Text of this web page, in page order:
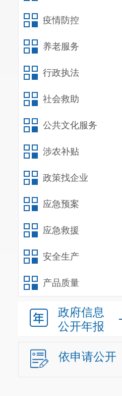
疫情防控
养老服务
行政执法
社会救助
公共文化服务
涉农补贴
政策找企业
应急预案
应急救援
安全生产
产品质量
政府信息
公开年报
依申请公开